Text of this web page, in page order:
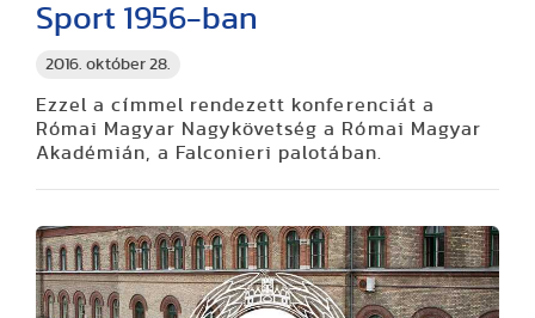
2016. október 28.
Sport 1956-ban
Ezzel a címmel rendezett konferenciát a
Római Magyar Nagykövetség a Római Magyar
Akadémián, a Falconieri palotában.